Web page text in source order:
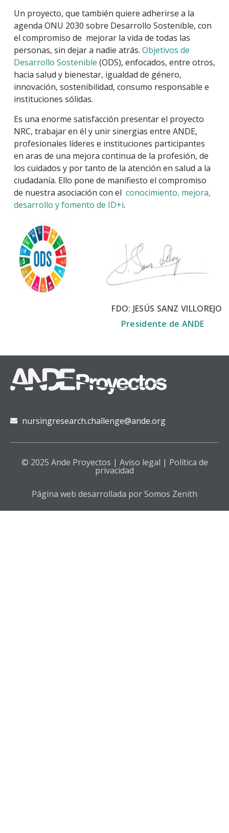
Un proyecto, que también quiere adherirse a la
agenda ONU 2030 sobre Desarrollo Sostenible, con
el compromiso de mejorar la vida de todas las
personas, sin dejar a nadie atrás. Objetivos de
Desarrollo Sostenible (ODS), enfocados, entre otros,
hacia salud y bienestar, igualdad de género,
innovación, sostenibilidad, consumo responsable e
instituciones sólidas.
Es una enorme satisfacción presentar el proyecto
NRC, trabajar en él y unir sinergias entre ANDE,
profesionales líderes e instituciones participantes
en aras de una mejora continua de la profesión, de
los cuidados y por tanto de la atención en salud a la
ciudadanía. Ello pone de manifiesto el compromiso
de nuestra asociación con el conocimiento, mejora,
desarrollo y fomento de ID+i.
FDO: JESÚS SANZ VILLOREJO
Presidente de ANDE
nursingresearch.challenge@ande.org
© 2025 Ande Proyectos | Aviso legal | Política de
privacidad
Página web desarrollada por Somos Zenith